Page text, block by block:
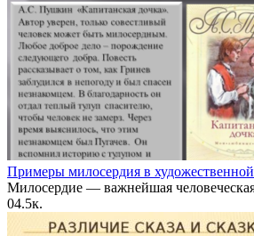
Примеры милосердия в художественной
Милосердие — важнейшая человеческая
04.5к.